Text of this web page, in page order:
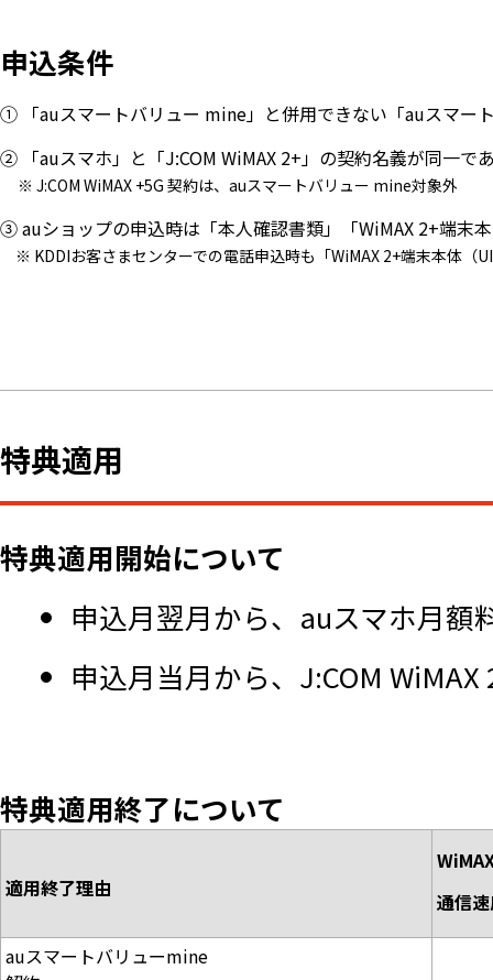
申込条件
① 「auスマートバリュー mine」と併用できない「auスマー
② 「auスマホ」と「J:COM WiMAX 2+」の契約名義が同一で
※ J:COM WiMAX +5G 契約は、auスマートバリュー mine対象外
③ auショップの申込時は「本人確認書類」「WiMAX 2+端末
※ KDDIお客さまセンターでの電話申込時も「WiMAX 2+端末本体（
特典適用
特典適用開始について
申込月翌月から、auスマホ月額
申込月当月から、J:COM
特典適用終了について
適用終了理由
通信
auスマートバリューmine